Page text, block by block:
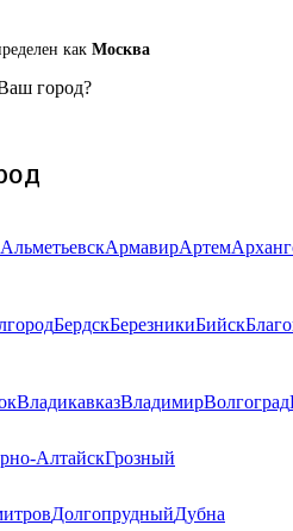
как Москва
город?
АльметьевскАрмавирАртем
БердскБерезникиБийск
ВладикавказВладимирВолгоград
АлтайскГрозный
ДолгопрудныйДубна